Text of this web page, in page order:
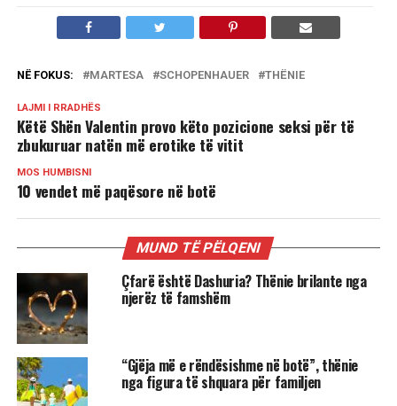
NË FOKUS: MARTESA SCHOPENHAUER THËNIE
LAJMI I RRADHËS
Këtë Shën Valentin provo këto pozicione seksi për të
zbukuruar natën më erotike të vitit
MOS HUMBISNI
10 vendet më paqësore në botë
MUND TË PËLQENI
Çfarë është Dashuria? Thënie brilante nga
njerëz të famshëm
“Gjëja më e rëndësishme në botë”, thënie
nga figura të shquara për familjen